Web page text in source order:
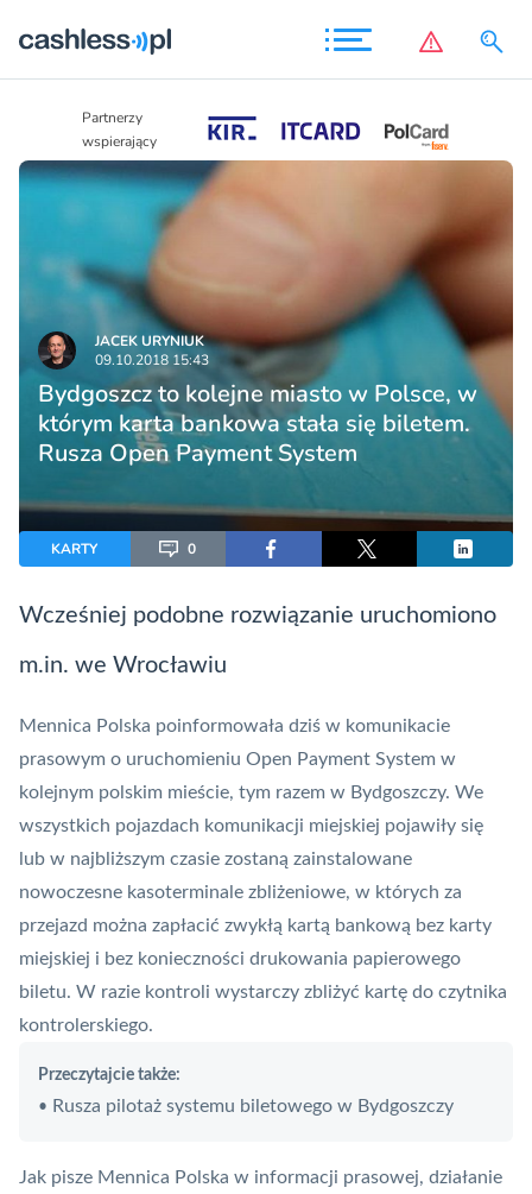
Partnerzy
wspierający
JACEK URYNIUK
09.10.2018 15:43
Bydgoszcz to kolejne miasto w Polsce, w
którym karta bankowa stała się biletem.
Rusza Open Payment System
KARTY 0
Wcześniej podobne rozwiązanie uruchomiono
m.in. we Wrocławiu
Mennica Polska poinformowała dziś w komunikacie
prasowym o uruchomieniu Open Payment System w
kolejnym polskim mieście, tym razem w Bydgoszczy. We
wszystkich pojazdach komunikacji miejskiej pojawiły się
lub w najbliższym czasie zostaną zainstalowane
nowoczesne kasoterminale zbliżeniowe, w których za
przejazd można zapłacić zwykłą kartą bankową bez karty
miejskiej i bez konieczności drukowania papierowego
biletu. W razie kontroli wystarczy zbliżyć kartę do czytnika
kontrolerskiego.
Przeczytajcie także:
• Rusza pilotaż systemu biletowego w Bydgoszczy
Jak pisze Mennica Polska w informacji prasowej, działanie